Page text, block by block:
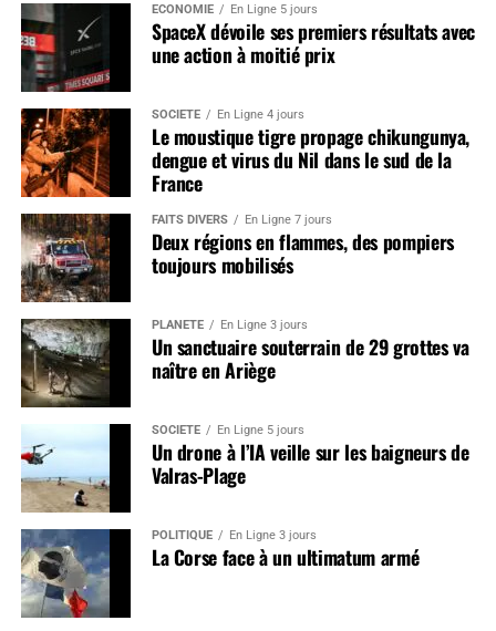
ÉCONOMIE En Ligne 5 jours
SpaceX dévoile ses premiers résultats avec
une action à moitié prix
SOCIÉTÉ En Ligne 4 jours
Le moustique tigre propage chikungunya,
dengue et virus du Nil dans le sud de la
France
FAITS DIVERS En Ligne 7 jours
Deux régions en flammes, des pompiers
toujours mobilisés
PLANÈTE En Ligne 3 jours
Un sanctuaire souterrain de 29 grottes va
naître en Ariège
SOCIÉTÉ En Ligne 5 jours
Un drone à l’IA veille sur les baigneurs de
Valras-Plage
POLITIQUE En Ligne 3 jours
La Corse face à un ultimatum armé